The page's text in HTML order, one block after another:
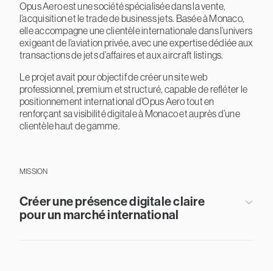
Opus Aero est une société spécialisée dans la vente,
l’acquisition et le trade de business jets. Basée à Monaco,
elle accompagne une clientèle internationale dans l’univers
exigeant de l’aviation privée, avec une expertise dédiée aux
transactions de jets d’affaires et aux aircraft listings.
Le projet avait pour objectif de créer un site web
professionnel, premium et structuré, capable de refléter le
positionnement international d’Opus Aero tout en
renforçant sa visibilité digitale à Monaco et auprès d’une
clientèle haut de gamme.
MISSION
Créer une présence digitale claire
pour un marché international